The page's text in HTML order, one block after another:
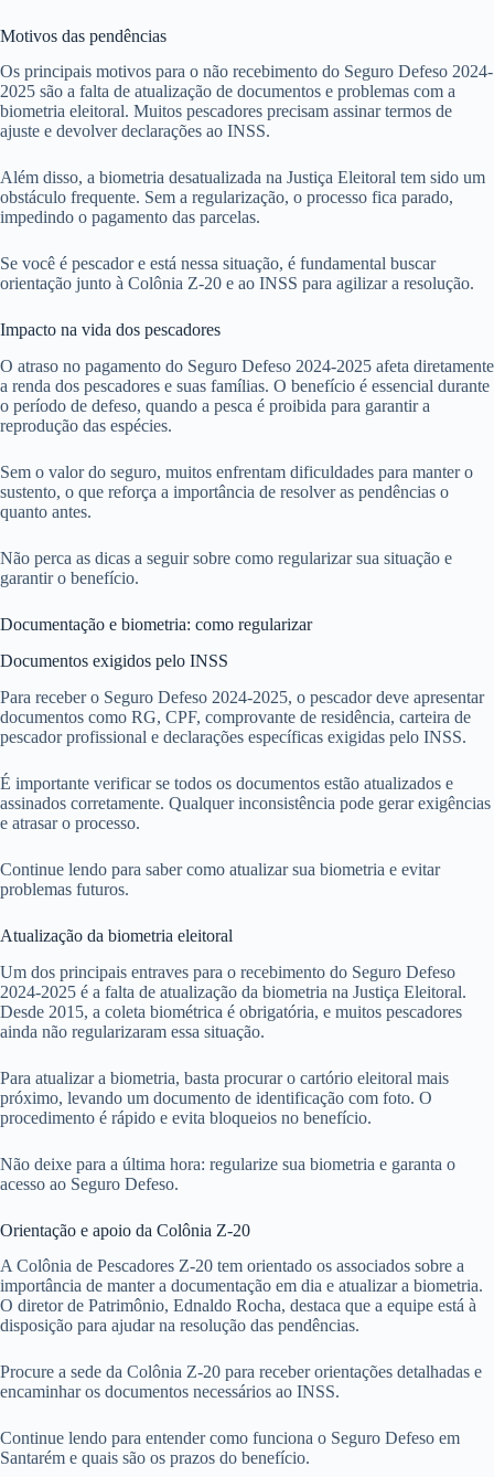
Motivos das pendências
Os principais motivos para o não recebimento do Seguro Defeso 2024-
2025 são a falta de atualização de documentos e problemas com a
biometria eleitoral. Muitos pescadores precisam assinar termos de
ajuste e devolver declarações ao INSS.
Além disso, a biometria desatualizada na Justiça Eleitoral tem sido um
obstáculo frequente. Sem a regularização, o processo fica parado,
impedindo o pagamento das parcelas.
Se você é pescador e está nessa situação, é fundamental buscar
orientação junto à Colônia Z-20 e ao INSS para agilizar a resolução.
Impacto na vida dos pescadores
O atraso no pagamento do Seguro Defeso 2024-2025 afeta diretamente
a renda dos pescadores e suas famílias. O benefício é essencial durante
o período de defeso, quando a pesca é proibida para garantir a
reprodução das espécies.
Sem o valor do seguro, muitos enfrentam dificuldades para manter o
sustento, o que reforça a importância de resolver as pendências o
quanto antes.
Não perca as dicas a seguir sobre como regularizar sua situação e
garantir o benefício.
Documentação e biometria: como regularizar
Documentos exigidos pelo INSS
Para receber o Seguro Defeso 2024-2025, o pescador deve apresentar
documentos como RG, CPF, comprovante de residência, carteira de
pescador profissional e declarações específicas exigidas pelo INSS.
É importante verificar se todos os documentos estão atualizados e
assinados corretamente. Qualquer inconsistência pode gerar exigências
e atrasar o processo.
Continue lendo para saber como atualizar sua biometria e evitar
problemas futuros.
Atualização da biometria eleitoral
Um dos principais entraves para o recebimento do Seguro Defeso
2024-2025 é a falta de atualização da biometria na Justiça Eleitoral.
Desde 2015, a coleta biométrica é obrigatória, e muitos pescadores
ainda não regularizaram essa situação.
Para atualizar a biometria, basta procurar o cartório eleitoral mais
próximo, levando um documento de identificação com foto. O
procedimento é rápido e evita bloqueios no benefício.
Não deixe para a última hora: regularize sua biometria e garanta o
acesso ao Seguro Defeso.
Orientação e apoio da Colônia Z-20
A Colônia de Pescadores Z-20 tem orientado os associados sobre a
importância de manter a documentação em dia e atualizar a biometria.
O diretor de Patrimônio, Ednaldo Rocha, destaca que a equipe está à
disposição para ajudar na resolução das pendências.
Procure a sede da Colônia Z-20 para receber orientações detalhadas e
encaminhar os documentos necessários ao INSS.
Continue lendo para entender como funciona o Seguro Defeso em
Santarém e quais são os prazos do benefício.